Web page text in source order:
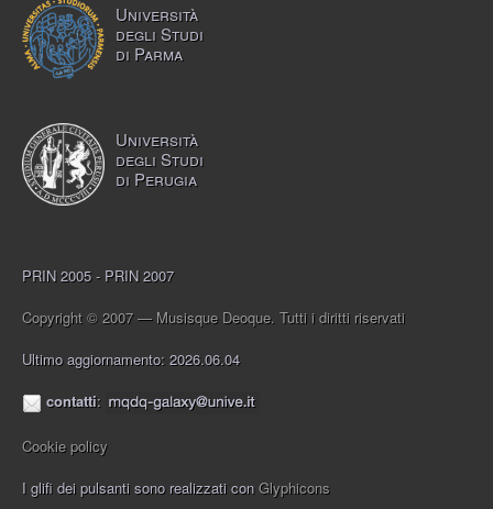
Università
degli Studi
di Parma
Università
degli Studi
di Perugia
PRIN 2005 - PRIN 2007
Copyright © 2007 — Musisque Deoque. Tutti i diritti riservati
Ultimo aggiornamento: 2026.06.04
contatti:
Cookie policy
I glifi dei pulsanti sono realizzati con Glyphicons